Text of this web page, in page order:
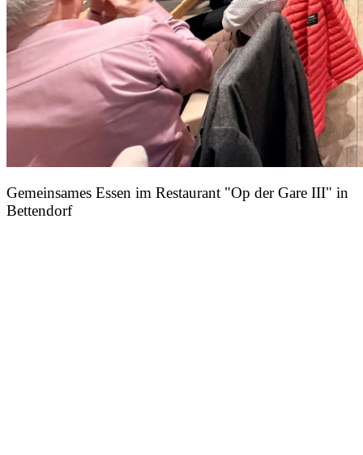
Gemeinsames Essen im Restaurant "Op der Gare III" in
Bettendorf